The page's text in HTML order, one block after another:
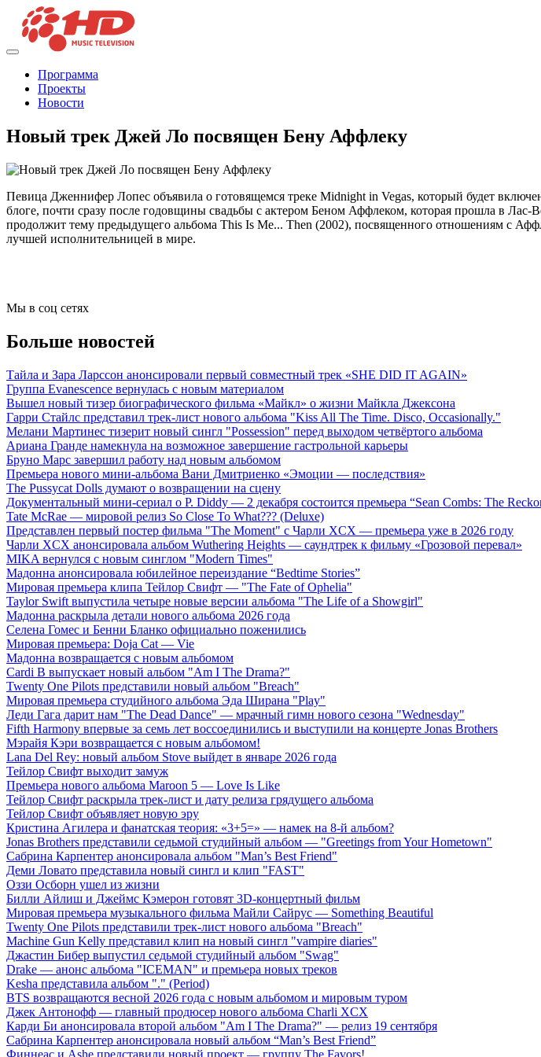
Программа
Проекты
Новости
Новый трек Джей Ло посвящен Бену Аффлеку
Певица Дженнифер Лопес объявила о готовящемся треке Midnight in Vegas, который будет
блоге, почти сразу после годовщины свадьбы с актером Беном Аффлеком, которая прошла в
продолжит тему предыдущего альбома This Is Me... Then (2002), посвященного отношениям с
лучшей исполнительницей в мире.
Мы в соц сетях
Больше новостей
Тайла и Зара Ларссон анонсировали первый совместный трек «SHE DID IT AGAIN»
Группа Evanescence вернулась с новым материалом
Вышел новый тизер биографического фильма «Майкл» о жизни Майкла Джексона
Гарри Стайлс представил трек-лист нового альбома "Kiss All The Time. Disco, Occasionally."
Мелани Мартинес тизерит новый сингл "Possession" перед выходом четвёртого альбома
Ариана Гранде намекнула на возможное завершение гастрольной карьеры
Бруно Марс завершил работу над новым альбомом
Премьера нового мини-альбома Вани Дмитриенко «Эмоции — последствия»
The Pussycat Dolls думают о возвращении на сцену
Документальный мини-сериал о P. Diddy — 2 декабря состоится премьера “Sean Combs: The
Tate McRae — мировой релиз So Close To What??? (Deluxe)
Представлен первый постер фильма "The Moment" с Чарли XCX — премьера уже в 2026 году
Чарли XCX анонсировала альбом Wuthering Heights — саундтрек к фильму «Грозовой перевал»
MIKA вернулся с новым синглом "Modern Times"
Мадонна анонсировала юбилейное переиздание “Bedtime Stories”
Мировая премьера клипа Тейлор Свифт — "The Fate of Ophelia"
Taylor Swift выпустила четыре новые версии альбома "The Life of a Showgirl"
Мадонна раскрыла детали нового альбома 2026 года
Селена Гомес и Бенни Бланко официально поженились
Мировая премьера: Doja Cat — Vie
Мадонна возвращается с новым альбомом
Cardi B выпускает новый альбом "Am I The Drama?"
Twenty One Pilots представили новый альбом "Breach"
Мировая премьера студийного альбома Эда Ширана "Play"
Леди Гага дарит нам "The Dead Dance" — мрачный гимн нового сезона "Wednesday"
Fifth Harmony впервые за семь лет воссоединились и выступили на концерте Jonas Brothers
Мэрайя Кэри возвращается с новым альбомом!
Lana Del Rey: новый альбом Stove выйдет в январе 2026 года
Тейлор Свифт выходит замуж
Премьера нового альбома Maroon 5 — Love Is Like
Тейлор Свифт раскрыла трек-лист и дату релиза грядущего альбома
Тейлор Свифт объявляет новую эру
Кристина Агилера и фанатская теория: «3+5=» — намек на 8-й альбом?
Jonas Brothers представили седьмой студийный альбом — "Greetings from Your Hometown"
Сабрина Карпентер анонсировала альбом "Man’s Best Friend"
Деми Ловато представила новый сингл и клип "FAST"
Оззи Осборн ушел из жизни
Билли Айлиш и Джеймс Кэмерон готовят 3D-концертный фильм
Мировая премьера музыкального фильма Майли Сайрус — Something Beautiful
Twenty One Pilots представили трек-лист нового альбома "Breach"
Machine Gun Kelly представил клип на новый сингл "vampire diaries"
Джастин Бибер выпустил седьмой студийный альбом "Swag"
Drake — анонс альбома "ICEMAN" и премьера новых треков
Kesha представила альбом "." (Period)
BTS возвращаются весной 2026 года с новым альбомом и мировым туром
Джек Антонофф — главный продюсер нового альбома Charli XCX
Карди Би анонсировала второй альбом "Am I The Drama?" — релиз 19 сентября
Сабрина Карпентер анонсировала новый альбом “Man’s Best Friend”
Финнеас и Ashe представили новый проект — группу The Favors!